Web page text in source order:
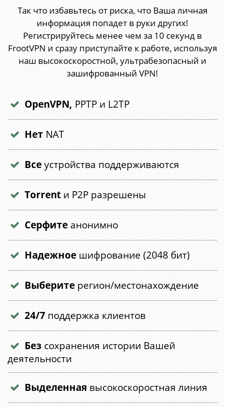
Так что избавьтесь от риска, что Ваша личная
информация попадет в руки других!
Регистрируйтесь менее чем за 10 секунд в
FrootVPN и сразу приступайте к работе, используя
наш высокоскоростной, ультрабезопасный и
зашифрованный VPN!
OpenVPN, PPTP и L2TP
Нет NAT
Всеустройства поддерживаются
Torrent и P2P разрешены
Серфите анонимно
Надежное шифрование (2048 бит)
Выберите регион/местонахождение
24/7 поддержка клиентов
Без сохранения истории Вашей
деятельности
Выделенная высокоскоростная линия